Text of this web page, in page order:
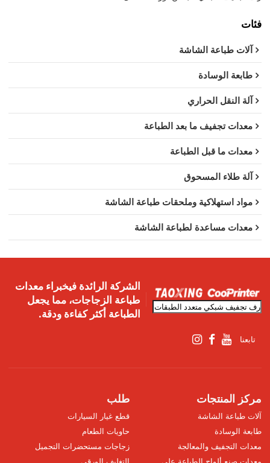
فئات
آلات طباعة الشاشة
طابعة الوسادة
آلة النقل الحراري
معدات تجفيف ما بعد الطباعة
معدات ما قبل الطباعة
آلة طلاء المسحوق
مواد استهلاكية وملحقات طباعة الشاشة
معدات مساعدة لطباعة الشاشة
الشركة الرائدة فيخبراء معدات
طباعة الزجاجات، مما يجعل
الطباعة أكثر كفاءة ودقة.
تابعنا
مركز المنتجات
آلات طباعة الشاشة
طابعة الوسادة
معدات التجفيف والمعالجة
طلب
قطع غيار السيارات
حاويات الطعام
زجاجات مستحضرات التجميل